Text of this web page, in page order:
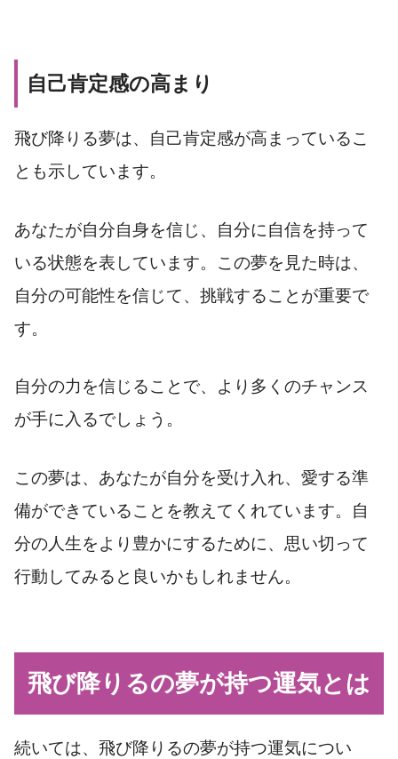
自己肯定感の高まり
飛び降りる夢は、自己肯定感が高まっているこ
とも示しています。
あなたが自分自身を信じ、自分に自信を持って
いる状態を表しています。この夢を見た時は、
自分の可能性を信じて、挑戦することが重要で
す。
自分の力を信じることで、より多くのチャンス
が手に入るでしょう。
この夢は、あなたが自分を受け入れ、愛する準
備ができていることを教えてくれています。自
分の人生をより豊かにするために、思い切って
行動してみると良いかもしれません。
飛び降りるの夢が持つ運気とは
続いては、飛び降りるの夢が持つ運気につい